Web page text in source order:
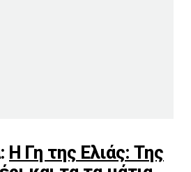
Η Γη της Ελιάς: Της